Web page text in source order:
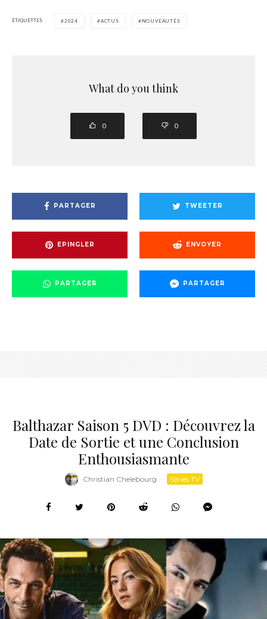
ÉTIQUETTES 2024 ACTUS NOUVEAUTÉS
What do you think
0 0
PARTAGER TWEETER
EPINGLER ENVOYER
PARTAGER PARTAGER
Balthazar Saison 5 DVD : Découvrez la
Date de Sortie et une Conclusion
Enthousiasmante
Christian Chelebourg · Séries TV